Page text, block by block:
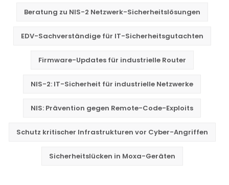
Beratung zu NIS-2 Netzwerk-Sicherheitslösungen
EDV-Sachverständige für IT-Sicherheitsgutachten
Firmware-Updates für industrielle Router
NIS-2: IT-Sicherheit für industrielle Netzwerke
NIS: Prävention gegen Remote-Code-Exploits
Schutz kritischer Infrastrukturen vor Cyber-Angriffen
Sicherheitslücken in Moxa-Geräten